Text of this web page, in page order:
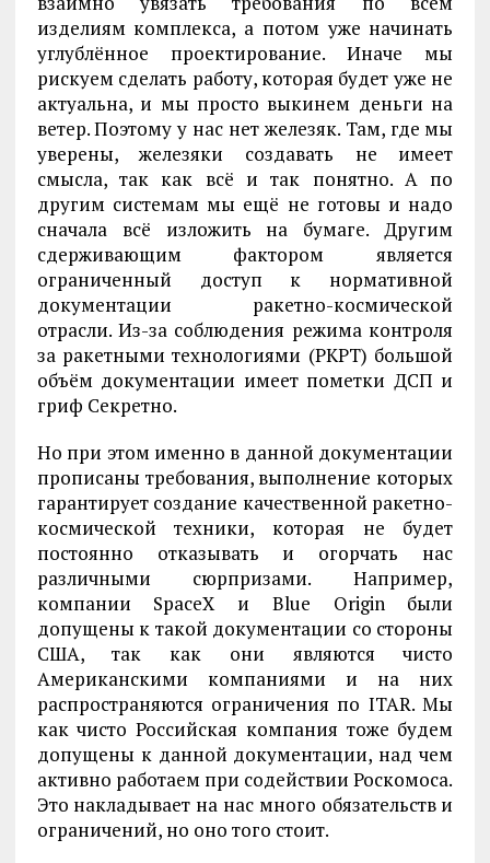
изделиям комплекса, а потом уже начинать
углублённое проектирование. Иначе мы
рискуем сделать работу, которая будет уже не
актуальна, и мы просто выкинем деньги на
ветер. Поэтому у нас нет железяк. Там, где мы
уверены, железяки создавать не имеет
смысла, так как всё и так понятно. А по
другим системам мы ещё не готовы и надо
сначала всё изложить на бумаге. Другим
сдерживающим фактором является
ограниченный доступ к нормативной
документации ракетно-космической
отрасли. Из-за соблюдения режима контроля
за ракетными технологиями (РКРТ) большой
объём документации имеет пометки ДСП и
гриф Секретно.
Но при этом именно в данной документации
прописаны требования, выполнение которых
гарантирует создание качественной ракетно-
космической техники, которая не будет
постоянно отказывать и огорчать нас
различными сюрпризами. Например,
компании SpaceX и Blue Origin были
допущены к такой документации со стороны
США, так как они являются чисто
Американскими компаниями и на них
распространяются ограничения по ITAR. Мы
как чисто Российская компания тоже будем
допущены к данной документации, над чем
активно работаем при содействии Роскомоса.
Это накладывает на нас много обязательств и
ограничений, но оно того стоит.